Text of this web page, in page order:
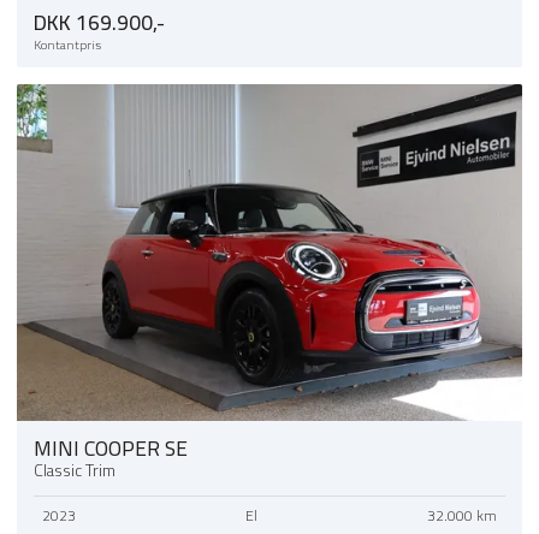
DKK 169.900,-
Kontantpris
MINI COOPER SE
Classic Trim
2023 El 32.000 km